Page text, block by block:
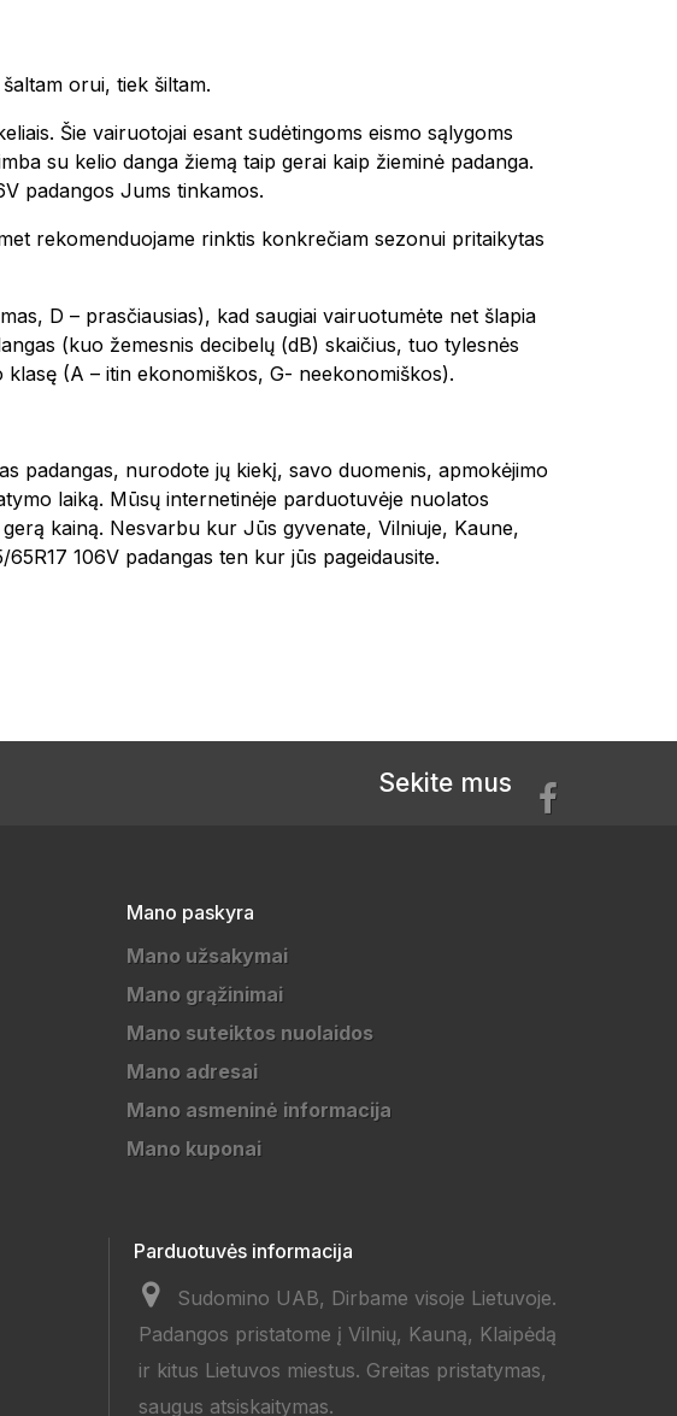
orui, tiek šiltam.
Šie vairuotojai esant sudėtingoms eismo sąlygoms
su kelio danga žiemą taip gerai kaip žieminė padanga.
padangos Jums tinkamos.
rekomenduojame rinktis konkrečiam sezonui pritaikytas
D – prasčiausias), kad saugiai vairuotumėte net šlapia
(kuo žemesnis decibelų (dB) skaičius, tuo tylesnės
(A – itin ekonomiškos, G- neekonomiškos).
padangas, nurodote jų kiekį, savo duomenis, apmokėjimo
laiką. Mūsų internetinėje parduotuvėje nuolatos
kainą. Nesvarbu kur Jūs gyvenate, Vilniuje, Kaune,
106V padangas ten kur jūs pageidausite.
Sekite mus
Mano paskyra
Mano užsakymai
Mano grąžinimai
Mano suteiktos nuolaidos
Mano adresai
Mano asmeninė informacija
Mano kuponai
Parduotuvės informacija
Sudomino UAB, Dirbame visoje Lietuvoje.
Padangos pristatome į Vilnių, Kauną, Klaipėdą
ir kitus Lietuvos miestus. Greitas pristatymas,
saugus atsiskaitymas.